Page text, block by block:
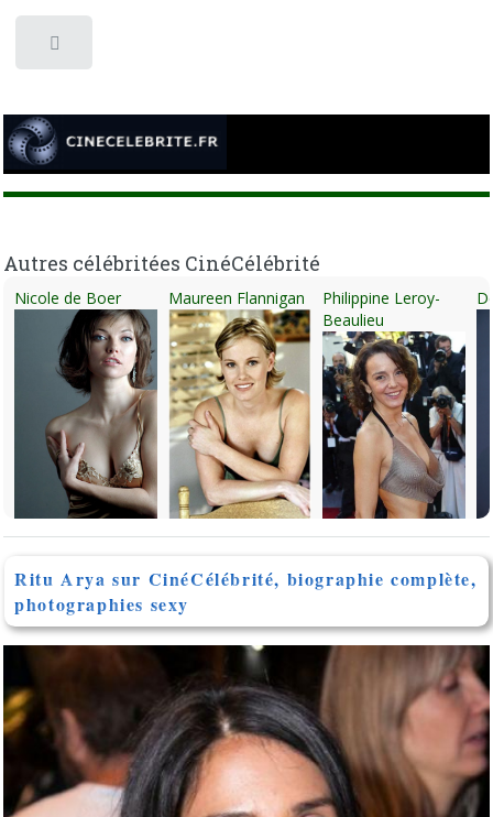
Autres célébritées CinéCélébrité
Nicole de Boer Maureen Flannigan
Philippine Leroy-
Beaulieu
Ritu Arya sur CinéCélébrité, biographie complète,
photographies sexy